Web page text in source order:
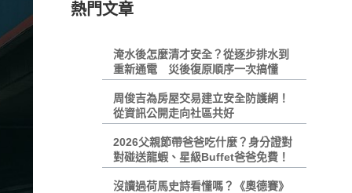
熱門文章
淹水後怎麼清才安全？從逐步排水到
重新通電 災後復原順序一次搞懂
周俊吉為房屋交易建立安全防護網！
從資訊公開走向社區共好
2026父親節帶爸爸吃什麼？身分證對
對碰送龍蝦、星級Buffet爸爸免費！
沒讀過荷馬史詩看懂嗎？《奧德賽》